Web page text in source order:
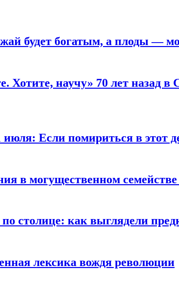
будет богатым, а плоды —
Хотите, научу» 70 лет назад
Если помириться в этот
в могущественном
столице: как выглядели
лексика вождя революции